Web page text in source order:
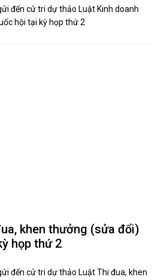
đến cử tri dự thảo Luật Kinh doanh
hội tại kỳ họp thứ 2
khen thưởng (sửa đổi)
họp thứ 2
đến cử tri dự thảo Luật Thi đua, khen